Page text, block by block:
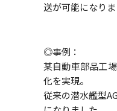
送が可能になりま
◎事例：
某自動車部品工
化を実現。
従来の潜水艦型